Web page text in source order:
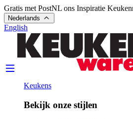
Gratis met PostNL ons Inspiratie
Nederlands
English
Keukens
Bekijk onze stijlen